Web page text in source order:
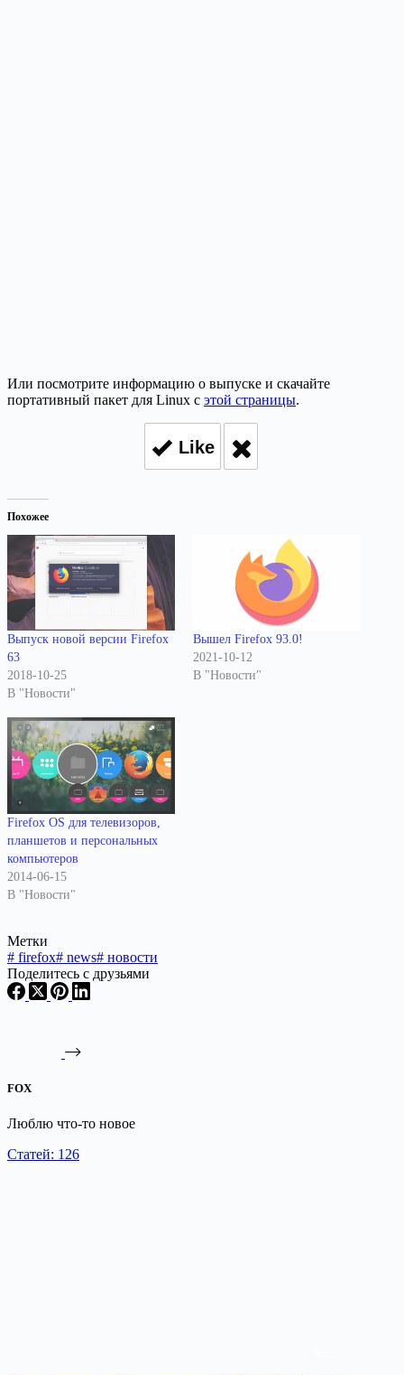
Или посмотрите информацию о выпуске и скачайте
портативный пакет для Linux с этой страницы.
Like
Похожее
Выпуск новой версии Firefox
63
2018-10-25
В "Новости"
Вышел Firefox 93.0!
2021-10-12
В "Новости"
Firefox OS для телевизоров,
планшетов и персональных
компьютеров
2014-06-15
В "Новости"
Метки
# firefox# news# новости
Поделитесь с друзьями
FOX
Люблю что-то новое
Статей: 126